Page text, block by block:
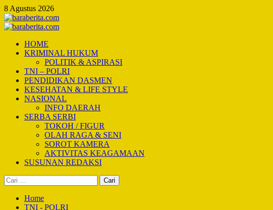
Skip
to
content
8 Agustus 2026
Primary
HOME
KRIMINAL HUKUM
POLITIK & ASPIRASI
TNI – POLRI
PENDIDIKAN DASMEN
KESEHATAN & LIFE STYLE
NASIONAL
INFO DAERAH
SERBA SERBI
TOKOH / FIGUR
OLAH RAGA & SENI
SOROT KAMERA
AKTIVITAS KEAGAMAAN
SUSUNAN REDAKSI
Cari
untuk:
Home
TNI - POLRI